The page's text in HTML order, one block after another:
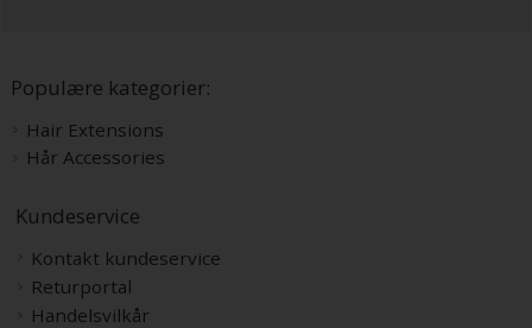
Populære kategorier:
Hair Extensions
Hår Accessories
Kundeservice
Kontakt kundeservice
Returportal
Handelsvilkår